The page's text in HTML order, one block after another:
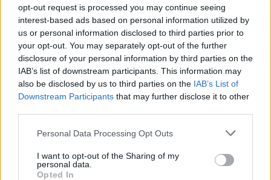
opt-out request is processed you may continue seeing
interest-based ads based on personal information utilized by
us or personal information disclosed to third parties prior to
your opt-out. You may separately opt-out of the further
disclosure of your personal information by third parties on the
IAB’s list of downstream participants. This information may
also be disclosed by us to third parties on the IAB’s List of
Downstream Participants that may further disclose it to other
Personal Data Processing Opt Outs
I want to opt-out of the Sharing of my
personal data.
Opted InAñadir un comentario ...
🏆🎬🎾MEJORES Series de DEPORTES
en Streaming ⚽🍿🏀
El deporte no ocurre solo en el campo! ⚽🏈🏀
streaming que te mantendrán pegado a la
pantalla. 💥 De dramas épicos a risas puras. 🏆
¡Guarda esta colección para tu próximo